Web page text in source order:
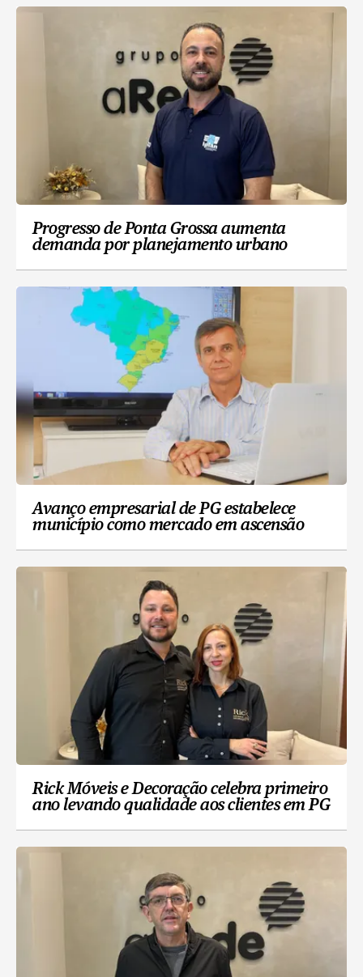
Progresso de Ponta Grossa aumenta
demanda por planejamento urbano
Avanço empresarial de PG estabelece
município como mercado em ascensão
Rick Móveis e Decoração celebra primeiro
ano levando qualidade aos clientes em PG